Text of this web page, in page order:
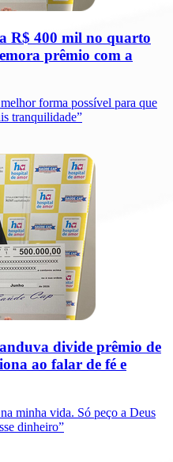
R$ 400 mil no quarto
prêmio com a
forma possível para que
tranquilidade”
divide prêmio de
ao falar de fé e
minha vida. Só peço a Deus
dinheiro”